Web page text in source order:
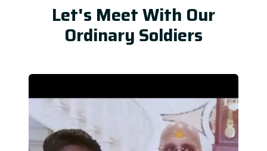
Let's Meet With Our
Ordinary Soldiers